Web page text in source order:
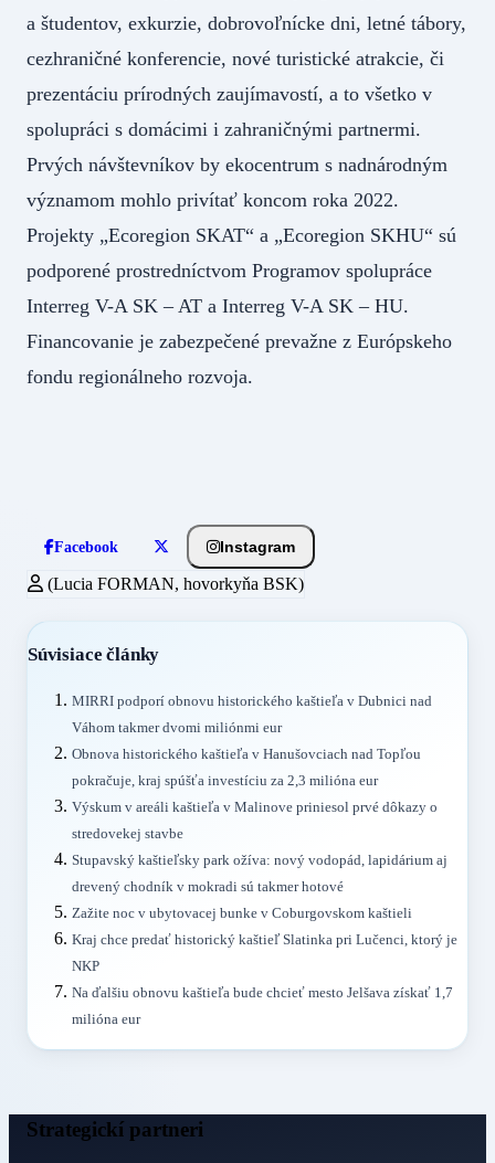
a študentov, exkurzie, dobrovoľnícke dni, letné tábory,
cezhraničné konferencie, nové turistické atrakcie, či
prezentáciu prírodných zaujímavostí, a to všetko v
spolupráci s domácimi i zahraničnými partnermi.
Prvých návštevníkov by ekocentrum s nadnárodným
významom mohlo privítať koncom roka 2022.
Projekty „Ecoregion SKAT“ a „Ecoregion SKHU“ sú
podporené prostredníctvom Programov spolupráce
Interreg V-A SK – AT a Interreg V-A SK – HU.
Financovanie je zabezpečené prevažne z Európskeho
fondu regionálneho rozvoja.
Facebook Instagram
(Lucia FORMAN, hovorkyňa BSK)
Súvisiace články
MIRRI podporí obnovu historického kaštieľa v Dubnici nad
Váhom takmer dvomi miliónmi eur
Obnova historického kaštieľa v Hanušovciach nad Topľou
pokračuje, kraj spúšťa investíciu za 2,3 milióna eur
Výskum v areáli kaštieľa v Malinove priniesol prvé dôkazy o
stredovekej stavbe
Stupavský kaštieľsky park ožíva: nový vodopád, lapidárium aj
drevený chodník v mokradi sú takmer hotové
Zažite noc v ubytovacej bunke v Coburgovskom kaštieli
Kraj chce predať historický kaštieľ Slatinka pri Lučenci, ktorý je
NKP
Na ďalšiu obnovu kaštieľa bude chcieť mesto Jelšava získať 1,7
milióna eur
Strategickí partneri